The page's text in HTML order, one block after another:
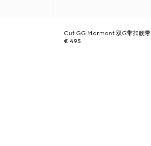
Cut GG Marmont 双G带扣腰带
€ 495